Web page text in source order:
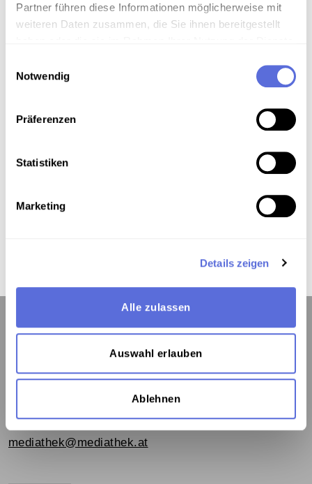
Partner führen diese Informationen möglicherweise mit
weiteren Daten zusammen, die Sie ihnen bereitgestellt
Notwendig
Präferenzen
Statistiken
Marketing
Details zeigen
Alle zulassen
Auswahl erlauben
Ablehnen
Verortung in der digitalen Sammlung
Musik ; U-Musik
Volksmusik - Folk, Country,
Das Medium in Onlineausstellungen
Kontakt:
Österreichische Mediathek
Tel. +43 1 5973669-0
mediathek@mediathek.at